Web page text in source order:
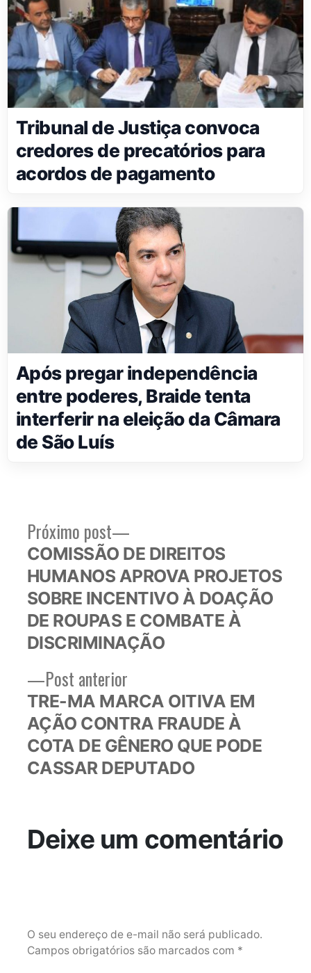
Tribunal de Justiça convoca
credores de precatórios para
acordos de pagamento
Após pregar independência
entre poderes, Braide tenta
interferir na eleição da Câmara
de São Luís
Navegação
de
Post
Post anteriorPost
anterior:
TRE-MA MARCA OITIVA EM
AÇÃO CONTRA FRAUDE À
COTA DE GÊNERO QUE PODE
CASSAR DEPUTADO
Próximo post
Próximo
post:
COMISSÃO DE DIREITOS
HUMANOS APROVA PROJETOS
SOBRE INCENTIVO À DOAÇÃO
DE ROUPAS E COMBATE À
DISCRIMINAÇÃO
Deixe um comentário
O seu endereço de e-mail não será publicado.
Campos obrigatórios são marcados com *